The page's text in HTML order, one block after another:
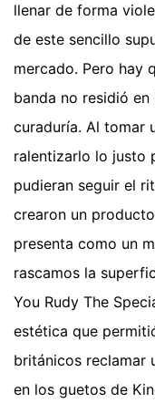
llenar de forma
de este sencillo
mercado. Pero hay
banda no residió
curaduría. Al tomar
ralentizarlo lo justo
pudieran seguir el
crearon un
presenta como un
rascamos la
You Rudy The
estética que
británicos reclamar
en los guetos de